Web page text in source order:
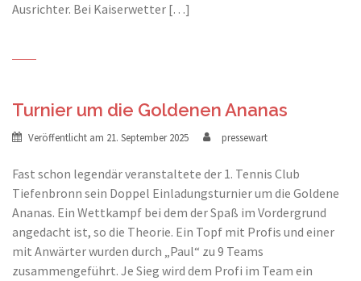
Ausrichter. Bei Kaiserwetter […]
Turnier um die Goldenen Ananas
Veröffentlicht am 21. September 2025 pressewart
Fast schon legendär veranstaltete der 1. Tennis Club
Tiefenbronn sein Doppel Einladungsturnier um die Goldene
Ananas. Ein Wettkampf bei dem der Spaß im Vordergrund
angedacht ist, so die Theorie. Ein Topf mit Profis und einer
mit Anwärter wurden durch „Paul“ zu 9 Teams
zusammengeführt. Je Sieg wird dem Profi im Team ein